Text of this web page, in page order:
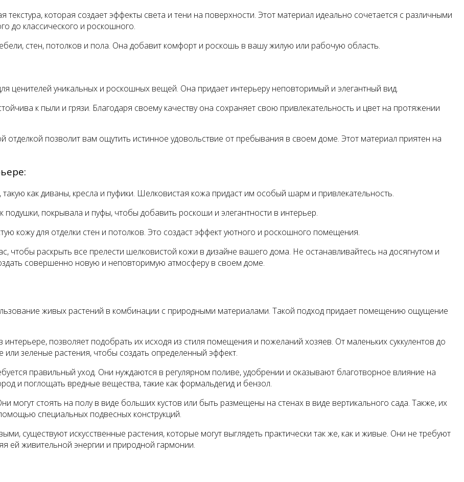
которая создает эффекты света и тени на поверхности. Этот материал идеально сочетается с различными
до классического и роскошного.
стен, потолков и пола. Она добавит комфорт и роскошь в вашу жилую или рабочую область.
ценителей уникальных и роскошных вещей. Она придает интерьеру неповторимый и элегантный вид.
к пыли и грязи. Благодаря своему качеству она сохраняет свою привлекательность и цвет на протяжении
отделкой позволит вам ощутить истинное удовольствие от пребывания в своем доме. Этот материал приятен на
как диваны, кресла и пуфики. Шелковистая кожа придаст им особый шарм и привлекательность.
подушки, покрывала и пуфы, чтобы добавить роскоши и элегантности в интерьер.
кожу для отделки стен и потолков. Это создаст эффект уютного и роскошного помещения.
чтобы раскрыть все прелести шелковистой кожи в дизайне вашего дома. Не останавливайтесь на досягнутом и
совершенно новую и неповторимую атмосферу в своем доме.
живых растений в комбинации с природными материалами. Такой подход придает помещению ощущение
позволяет подобрать их исходя из стиля помещения и пожеланий хозяев. От маленьких суккулентов до
зеленые растения, чтобы создать определенный эффект.
правильный уход. Они нуждаются в регулярном поливе, удобрении и оказывают благотворное влияние на
и поглощать вредные вещества, такие как формальдегид и бензол.
могут стоять на полу в виде больших кустов или быть размещены на стенах в виде вертикального сада. Также, их
специальных подвесных конструкций.
существуют искусственные растения, которые могут выглядеть практически так же, как и живые. Они не требуют
ей живительной энергии и природной гармонии.